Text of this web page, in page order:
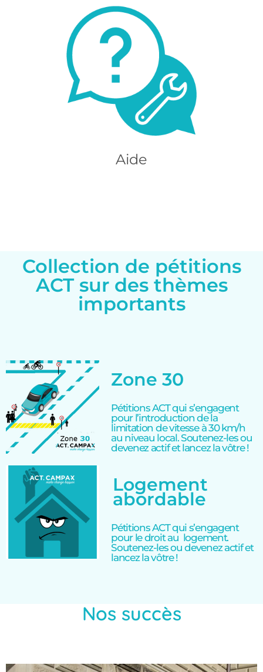
Aide
Collection de pétitions
ACT sur des thèmes
importants
Zone 30
Pétitions ACT qui s’engagent
pour l’introduction de la
limitation de vitesse à 30 km/h
au niveau local. Soutenez-les ou
devenez actif et lancez la vôtre !
Logement
abordable
Pétitions ACT qui s’engagent
pour le droit au logement.
Soutenez-les ou devenez actif et
lancez la vôtre !
Nos succès